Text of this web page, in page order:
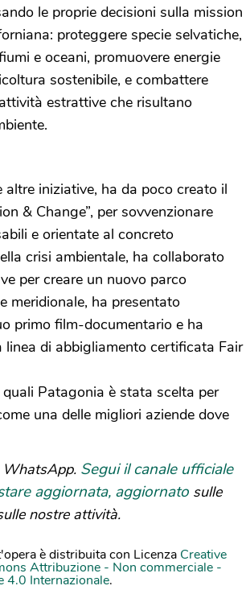
le proprie decisioni sulla mission
proteggere specie selvatiche,
e oceani, promuovere energie
sostenibile, e combattere
estrattive che risultano
altre iniziative, ha da poco creato il
& Change”, per sovvenzionare
e orientate al concreto
crisi ambientale, ha collaborato
per creare un nuovo parco
meridionale, ha presentato
primo film-documentario e ha
linea di abbigliamento certificata Fair
Patagonia è stata scelta per
una delle migliori aziende dove
WhatsApp. Segui il canale ufficiale
aggiornata, aggiornato sulle
nostre attività.
è distribuita con Licenza Creative
Attribuzione - Non commerciale -
4.0 Internazionale.